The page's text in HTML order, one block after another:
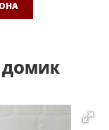
ДОМИК